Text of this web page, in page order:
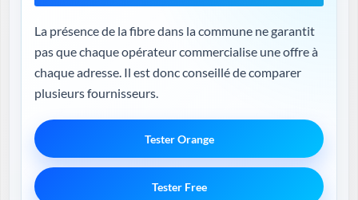
La présence de la fibre dans la commune ne garantit
pas que chaque opérateur commercialise une offre à
chaque adresse. Il est donc conseillé de comparer
plusieurs fournisseurs.
Tester Orange
Tester Free